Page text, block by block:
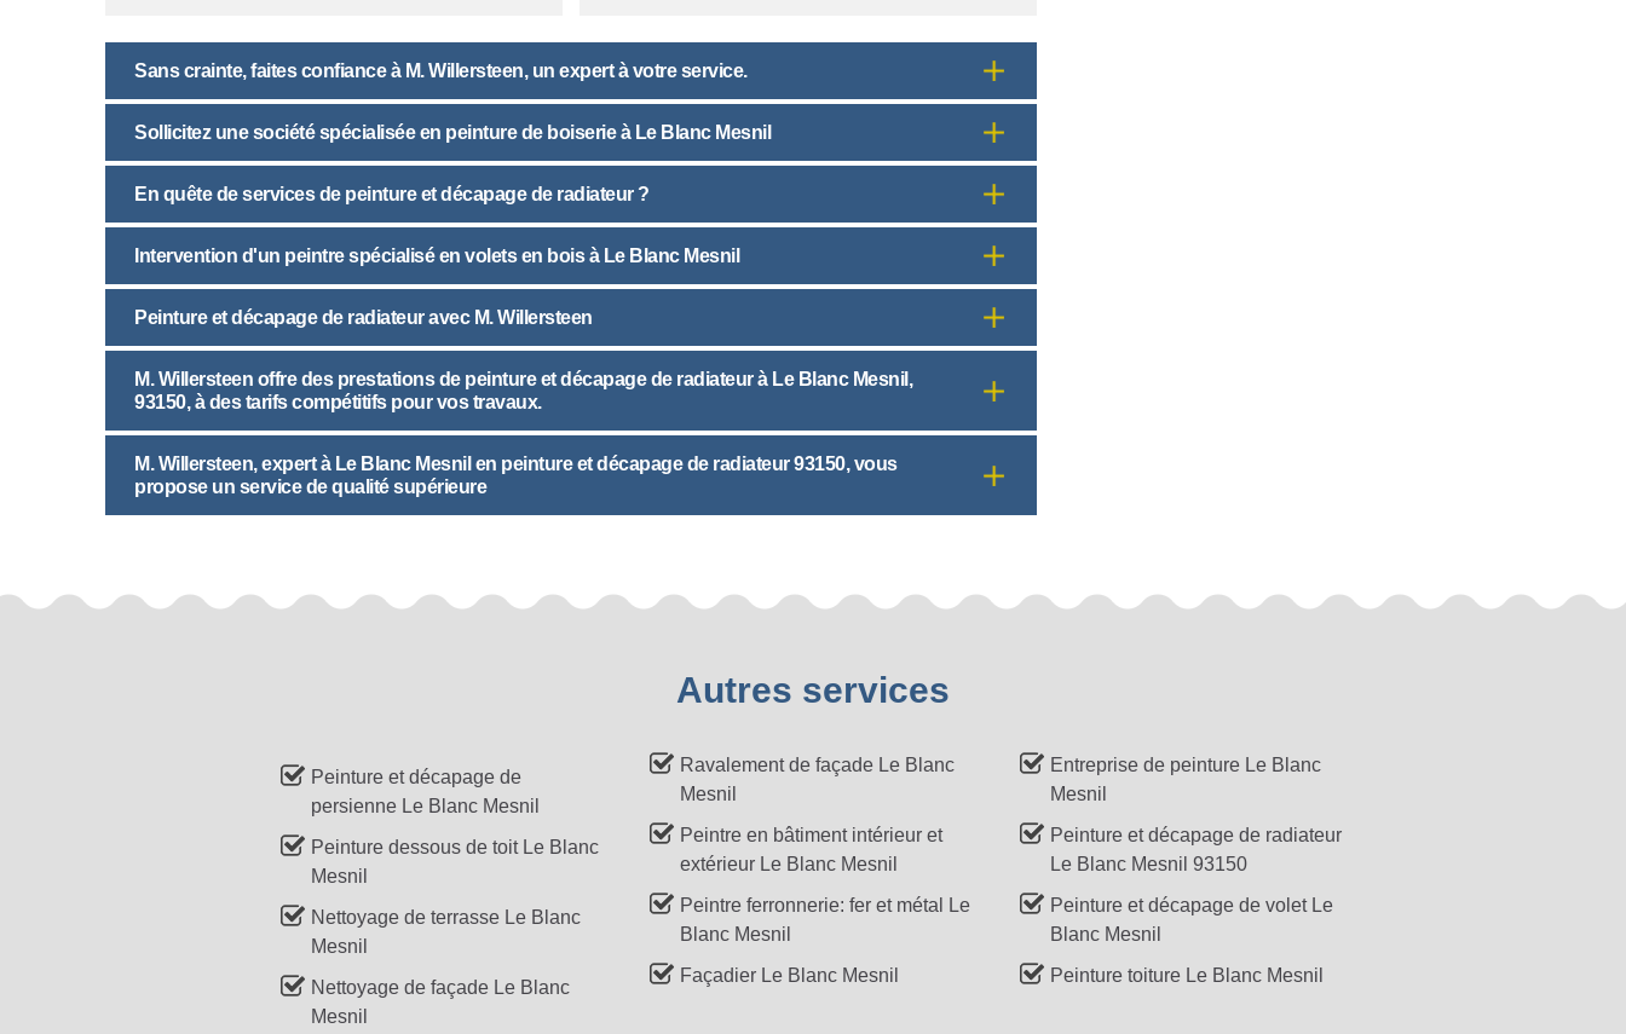
Sans crainte, faites confiance à M. Willersteen, un expert à votre service.
Sollicitez une société spécialisée en peinture de boiserie à Le Blanc Mesnil
En quête de services de peinture et décapage de radiateur ?
Intervention d'un peintre spécialisé en volets en bois à Le Blanc Mesnil
Peinture et décapage de radiateur avec M. Willersteen
M. Willersteen offre des prestations de peinture et décapage de radiateur à Le Blanc Mesnil,
93150, à des tarifs compétitifs pour vos travaux.
M. Willersteen, expert à Le Blanc Mesnil en peinture et décapage de radiateur 93150, vous
propose un service de qualité supérieure
Autres services
Peinture et décapage de
persienne Le Blanc Mesnil
Peinture dessous de toit Le Blanc
Mesnil
Nettoyage de terrasse Le Blanc
Mesnil
Nettoyage de façade Le Blanc
Mesnil
Ravalement de façade Le Blanc
Mesnil
Peintre en bâtiment intérieur et
extérieur Le Blanc Mesnil
Peintre ferronnerie: fer et métal Le
Blanc Mesnil
Façadier Le Blanc Mesnil
Entreprise de peinture Le Blanc
Mesnil
Peinture et décapage de radiateur
Le Blanc Mesnil 93150
Peinture et décapage de volet Le
Blanc Mesnil
Peinture toiture Le Blanc Mesnil